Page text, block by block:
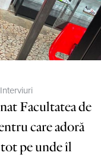
Categories
Interviuri
Facultatea de
care adoră
pe unde îl